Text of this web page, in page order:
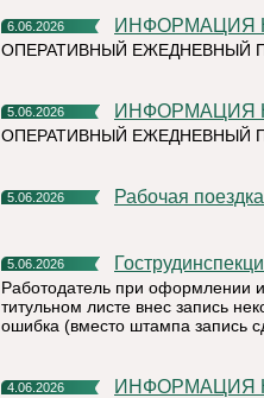
6.06.2026
ОПЕРАТИВНЫЙ ЕЖЕДНЕВНЫЙ
5.06.2026
ОПЕРАТИВНЫЙ ЕЖЕДНЕВНЫЙ
5.06.2026 Рабочая
5.06.2026
Работодатель при оформлении
титульном листе внес запись
ошибка (вместо штампа запись
4.06.2026